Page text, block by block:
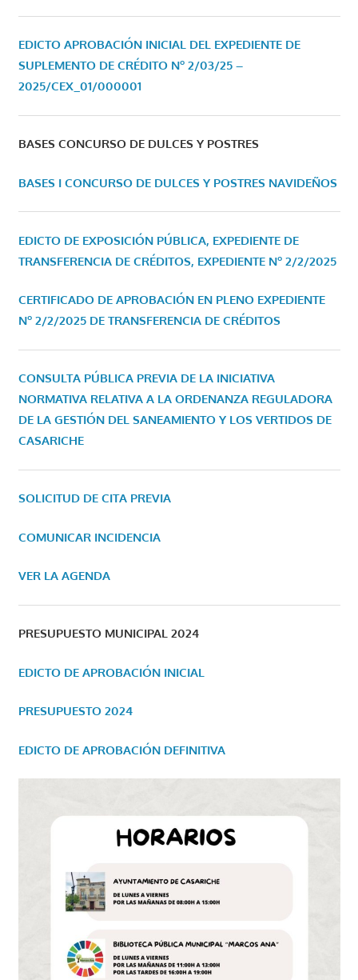
EDICTO APROBACIÓN INICIAL DEL EXPEDIENTE DE
SUPLEMENTO DE CRÉDITO Nº 2/03/25 –
2025/CEX_01/000001
BASES CONCURSO DE DULCES Y POSTRES
BASES I CONCURSO DE DULCES Y POSTRES NAVIDEÑOS
EDICTO DE EXPOSICIÓN PÚBLICA, EXPEDIENTE DE
TRANSFERENCIA DE CRÉDITOS, EXPEDIENTE Nº 2/2/2025
CERTIFICADO DE APROBACIÓN EN PLENO EXPEDIENTE
Nº 2/2/2025 DE TRANSFERENCIA DE CRÉDITOS
CONSULTA PÚBLICA PREVIA DE LA INICIATIVA
NORMATIVA RELATIVA A LA ORDENANZA REGULADORA
DE LA GESTIÓN DEL SANEAMIENTO Y LOS VERTIDOS DE
CASARICHE
SOLICITUD DE CITA PREVIA
COMUNICAR INCIDENCIA
VER LA AGENDA
PRESUPUESTO MUNICIPAL 2024
EDICTO DE APROBACIÓN INICIAL
PRESUPUESTO 2024
EDICTO DE APROBACIÓN DEFINITIVA